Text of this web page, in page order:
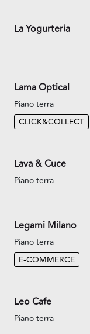
La Yogurteria
Lama Optical
Piano terra
CLICK&COLLECT
Lava & Cuce
Piano terra
Legami Milano
Piano terra
E-COMMERCE
Leo Cafe
Piano terra